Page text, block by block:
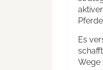
Es
Wege